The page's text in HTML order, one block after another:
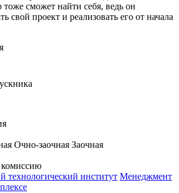
сможет найти себя, ведь он
свой проект и реализовать его от начала
Очно-заочная Заочная
институт Менеджмент